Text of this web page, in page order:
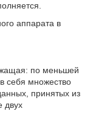
аппарата в
по меньшей
себя множество
принятых из
двух